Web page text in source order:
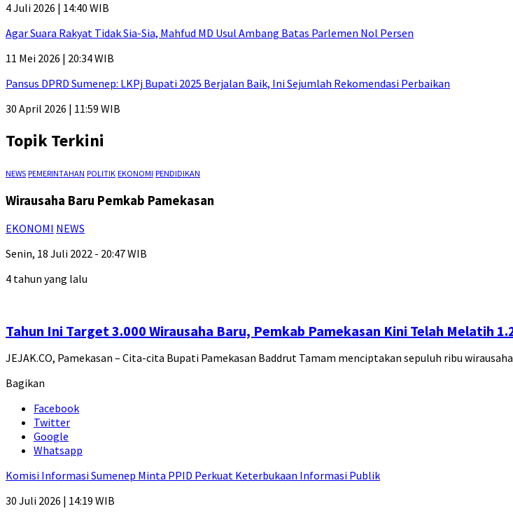
4 Juli 2026 | 14:40 WIB
Agar Suara Rakyat Tidak Sia-Sia, Mahfud MD Usul Ambang Batas Parlemen Nol Persen
11 Mei 2026 | 20:34 WIB
Pansus DPRD Sumenep: LKPj Bupati 2025 Berjalan Baik, Ini Sejumlah Rekomendasi Perbaikan
30 April 2026 | 11:59 WIB
Topik Terkini
NEWS PEMERINTAHAN POLITIK EKONOMI PENDIDIKAN
Wirausaha Baru Pemkab Pamekasan
EKONOMI NEWS
Senin, 18 Juli 2022 - 20:47 WIB
4 tahun yang lalu
Tahun Ini Target 3.000 Wirausaha Baru, Pemkab Pamekasan Kini Telah Melatih
JEJAK.CO, Pamekasan – Cita-cita Bupati Pamekasan Baddrut Tamam menciptakan sepuluh ribu
Bagikan
Facebook
Twitter
Google
Whatsapp
Komisi Informasi Sumenep Minta PPID Perkuat Keterbukaan Informasi Publik
30 Juli 2026 | 14:19 WIB